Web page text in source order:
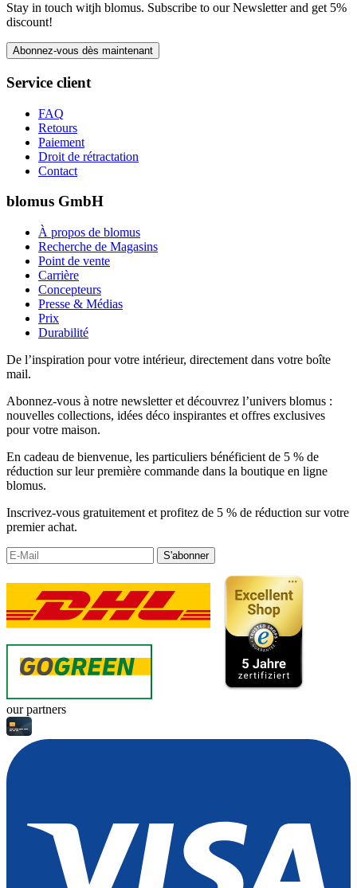
Stay in touch witjh blomus. Subscribe to our Newsletter and get 5%
discount!
Abonnez-vous dès maintenant
Service client
FAQ
Retours
Paiement
Droit de rétractation
Contact
blomus GmbH
À propos de blomus
Recherche de Magasins
Point de vente
Carrière
Concepteurs
Presse & Médias
Prix
Durabilité
De l’inspiration pour votre intérieur, directement dans votre boîte
mail.
Abonnez-vous à notre newsletter et découvrez l’univers blomus :
nouvelles collections, idées déco inspirantes et offres exclusives
pour votre maison.
En cadeau de bienvenue, les particuliers bénéficient de 5 % de
réduction sur leur première commande dans la boutique en ligne
blomus.
Inscrivez-vous gratuitement et profitez de 5 % de réduction sur votre
premier achat.
S'abonner
our partners